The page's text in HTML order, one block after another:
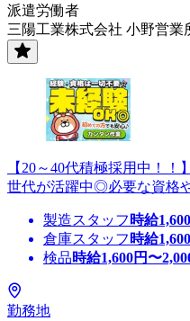
派遣労働者
三陽工業株式会社 小野営
【20～40代積極採用中！
世代が活躍中◎必要な資格
製造スタッフ 時給1,600
倉庫スタッフ 時給1,600
検品時給1,600円〜
勤務地